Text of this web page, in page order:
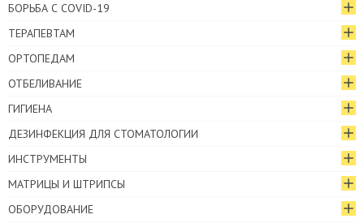
БОРЬБА С COVID-19
ТЕРАПЕВТАМ
ОРТОПЕДАМ
ОТБЕЛИВАНИЕ
ГИГИЕНА
ДЕЗИНФЕКЦИЯ ДЛЯ СТОМАТОЛОГИИ
ИНСТРУМЕНТЫ
МАТРИЦЫ И ШТРИПСЫ
ОБОРУДОВАНИЕ